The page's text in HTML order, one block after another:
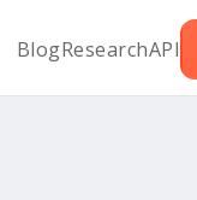
BlogResearchAPI